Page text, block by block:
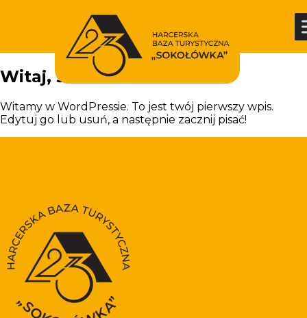
Witaj, świecie!
Witamy w WordPressie. To jest twój pierwszy wpis.
Edytuj go lub usuń, a następnie zacznij pisać!